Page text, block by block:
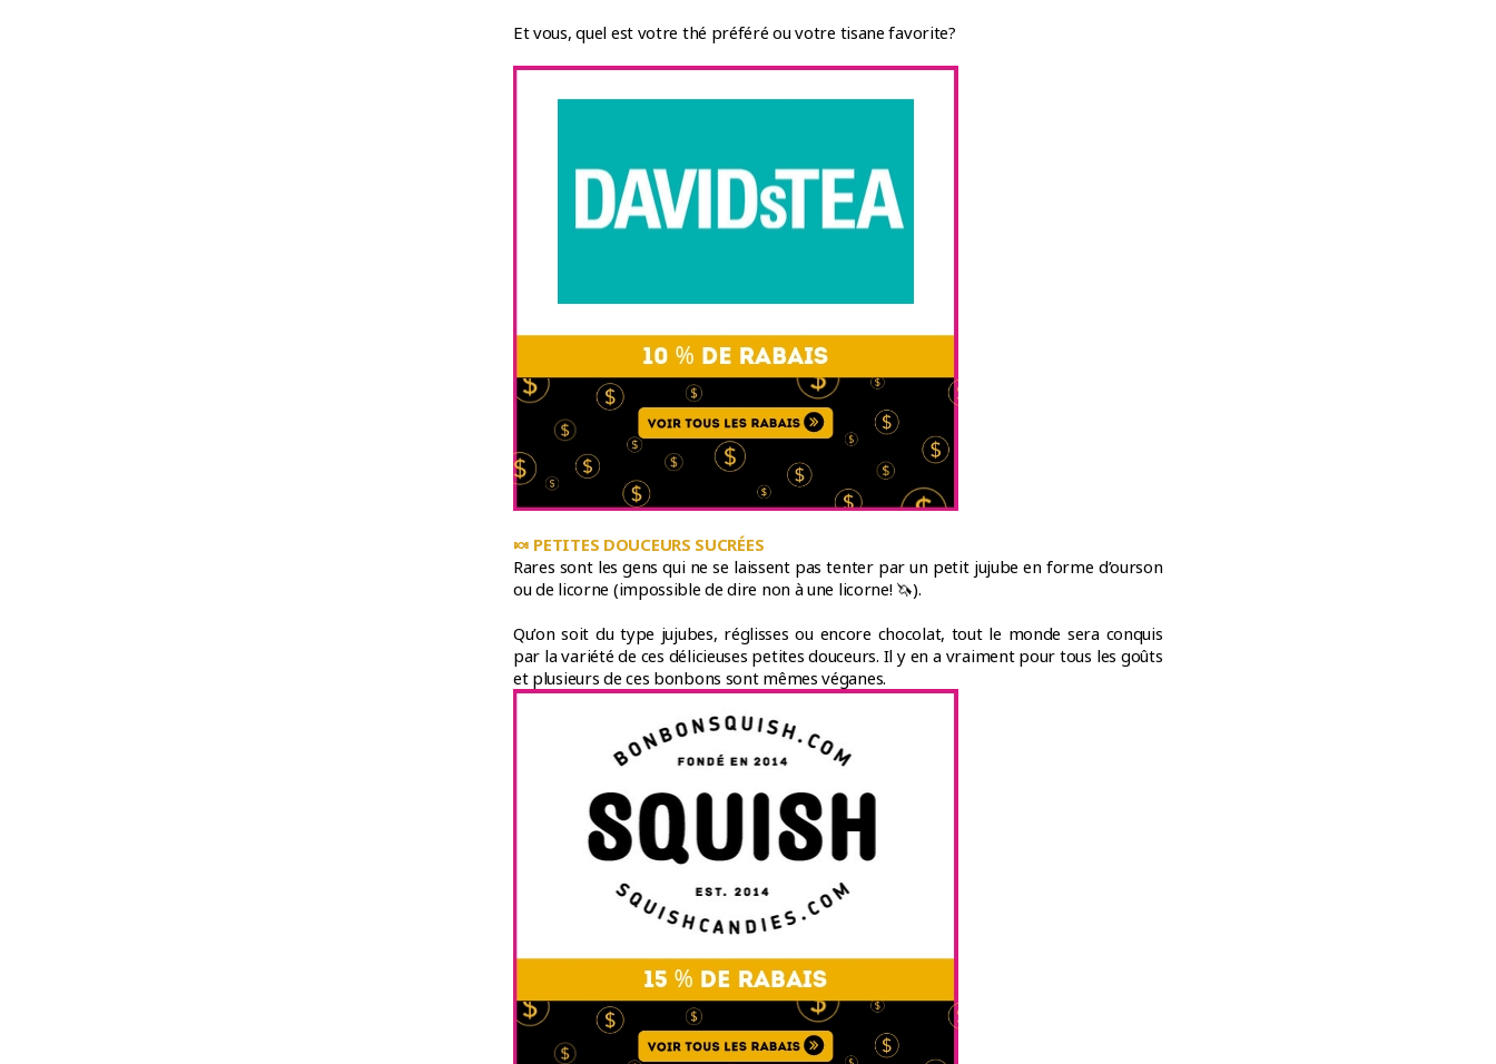
Et vous, quel est votre thé préféré ou votre tisane favorite?
🍬 PETITES DOUCEURS SUCRÉES
Rares sont les gens qui ne se laissent pas tenter par un petit jujube en forme d’ourson
ou de licorne (impossible de dire non à une licorne! 🦄).
Qu’on soit du type jujubes, réglisses ou encore chocolat, tout le monde sera conquis
par la variété de ces délicieuses petites douceurs. Il y en a vraiment pour tous les goûts
et plusieurs de ces bonbons sont mêmes véganes.